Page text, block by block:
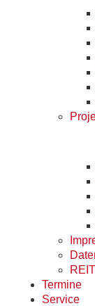
Termine
Service